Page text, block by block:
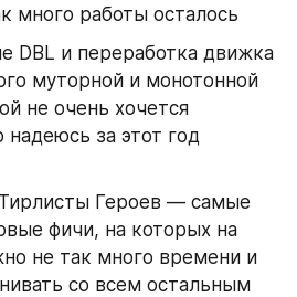
много работы осталось
DBL и переработка движка
муторной и монотонной
не очень хочется
надеюсь за этот год
Героев — самые
фичи, на которых на
не так много времени и
со всем остальным